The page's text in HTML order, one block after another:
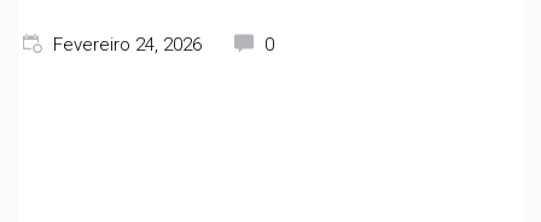
Fevereiro 24, 2026 0